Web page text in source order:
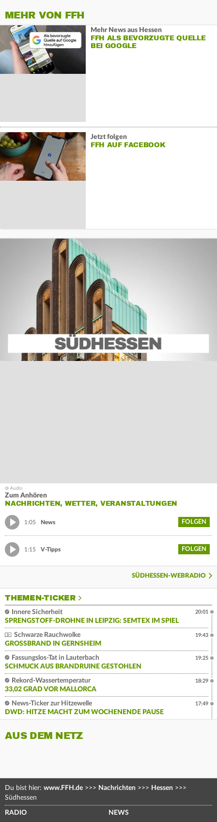
MEHR VON FFH
Mehr News aus Hessen
FFH ALS BEVORZUGTE QUELLE
BEI GOOGLE
Jetzt folgen
FFH AUF FACEBOOK
Zum Anhören
NACHRICHTEN, WETTER, VERANSTALTUNGEN
1:05 News FOLGEN
1:15 V-Tipps FOLGEN
SÜDHESSEN-WEBRADIO
THEMEN-TICKER
Innere Sicherheit
SPRENGSTOFF-DROHNE IN LEIPZIG: SEMTEX IM SPIEL
20:01
Schwarze Rauchwolke
GROSSBRAND IN GERNSHEIM
19:43
Fassungslos-Tat in Lauterbach
SCHMUCK AUS BRANDRUINE GESTOHLEN
19:25
Rekord-Wassertemperatur
33,02 GRAD VOR MALLORCA
18:29
News-Ticker zur Hitzewelle
DWD: HITZE MACHT ZUM WOCHENENDE PAUSE
17:49
AUS DEM NETZ
Du bist hier: www.FFH.de >>> Nachrichten >>> Hessen >>>
Südhessen
RADIO NEWS